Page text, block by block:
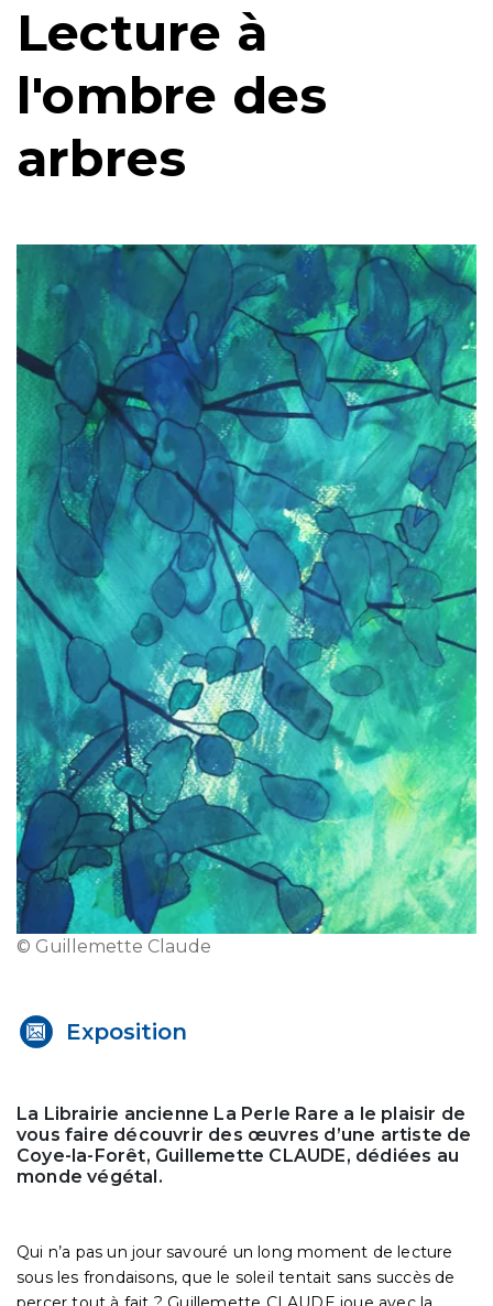
Lecture à
l'ombre des
arbres
© Guillemette Claude
Exposition
La Librairie ancienne La Perle Rare a le plaisir de
vous faire découvrir des œuvres d’une artiste de
Coye-la-Forêt, Guillemette CLAUDE, dédiées au
monde végétal.
Qui n’a pas un jour savouré un long moment de lecture
sous les frondaisons, que le soleil tentait sans succès de